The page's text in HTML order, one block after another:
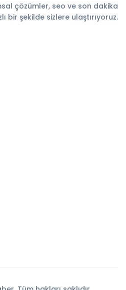
çözümler, seo ve son dakika
bir şekilde sizlere ulaştırıyoruz.